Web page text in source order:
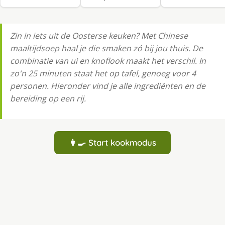
Zin in iets uit de Oosterse keuken? Met Chinese
maaltijdsoep haal je die smaken zó bij jou thuis. De
combinatie van ui en knoflook maakt het verschil. In
zo'n 25 minuten staat het op tafel, genoeg voor 4
personen. Hieronder vind je alle ingrediënten en de
bereiding op een rij.
👩‍🍳 Start kookmodus